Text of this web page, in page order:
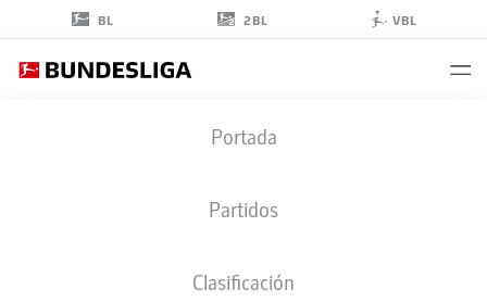
BL 2BL VBL
Portada
Partidos
Clasificación